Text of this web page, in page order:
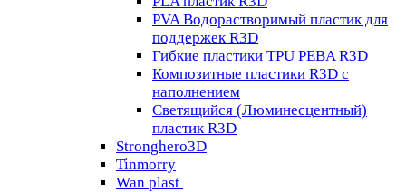
PVA Водорастворимый пластик для
поддержек R3D
Гибкие пластики TPU PEBA R3D
Композитные пластики R3D с
наполнением
Светящийся (Люминесцентный)
пластик R3D
Stronghero3D
Tinmorry
Wan plast